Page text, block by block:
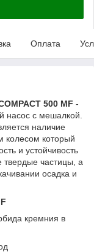
Оплата
500 MF -
насос с мешалкой.
наличие
колесом который
и устойчивость
частицы, а
осадка и
кремния в